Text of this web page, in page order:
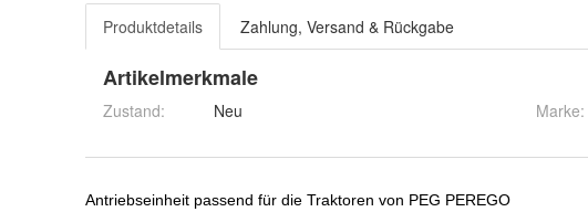
Produktdetails Zahlung, Versand & Rückgabe
Artikelmerkmale
Zustand: Neu Marke: